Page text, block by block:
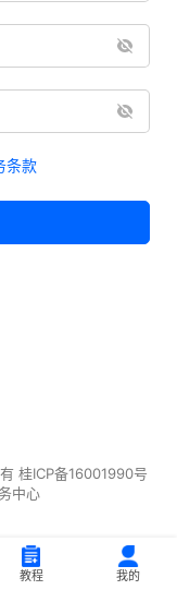
条款
桂ICP备16001990号
中心
教程 我的